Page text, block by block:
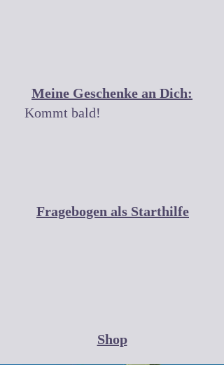
Meine Geschenke an Dich:
Kommt bald!
Fragebogen als Starthilfe
Shop